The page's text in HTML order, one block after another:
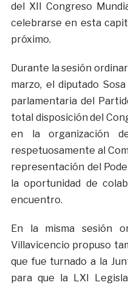
del XII Congreso
celebrarse en esta
próximo.
Durante la sesión
marzo, el diputado
parlamentaria del
total disposición del
en la organización
respetuosamente al
representación del
la oportunidad de
encuentro.
En la misma sesión
Villavicencio propuso
que fue turnado a la
para que la LXI